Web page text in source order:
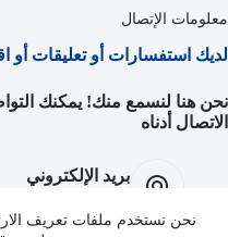
نحن نستخدم ملفات تعريف
معلومات الإتصال
لديك استفسارات أو تعليقات أو
نحن هنا لنسمع منك! يمكنك
الاتصال أدناه
بريد الإلكتروني
Facebook: